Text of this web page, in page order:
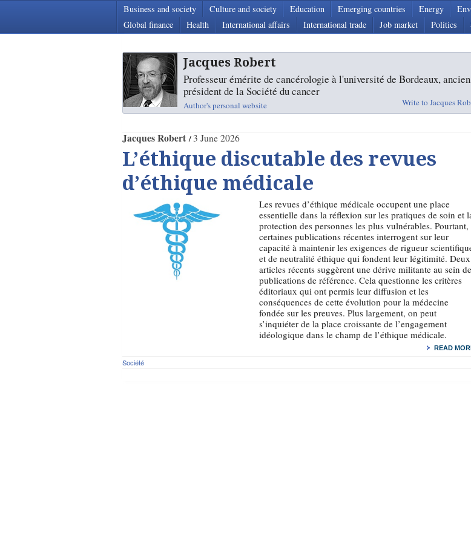
Business and society Culture and society Education Emerging countries Energy
Global finance
Health International affairs International trade Job market Politics
Jacques Robert
Professeur émérite de cancérologie à l'université de Bordeaux, ancien
président de la Société du cancer
Author's personal website Write to Jacques
Jacques Robert 3 June 2026
L’éthique discutable des revues
d’éthique médicale
Les revues d’éthique médicale occupent une place
essentielle dans la réflexion sur les pratiques de soin et
protection des personnes les plus vulnérables. Pourtant,
certaines publications récentes interrogent sur leur
capacité à maintenir les exigences de rigueur
et de neutralité éthique qui fondent leur légitimité. Deux
articles récents suggèrent une dérive militante au sein de
publications de référence. Cela questionne les critères
éditoriaux qui ont permis leur diffusion et les
conséquences de cette évolution pour la médecine
fondée sur les preuves. Plus largement, on peut
s’inquiéter de la place croissante de l’engagement
idéologique dans le champ de l’éthique médicale.
READ
Société